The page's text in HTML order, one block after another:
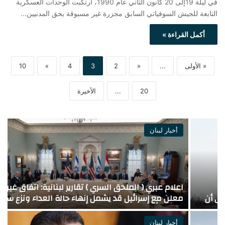
في ليلة 19إلى 20 كانون الثاني عام 1990، ارتكبت الوحدات العسكرية
التابعة للجيش السوفياتي السابق مجزرة غير مسبوقة بحق المدنيين…
أكمل القراءة »
« الأولى ...
«
2
3
4
»
10
20
... الأخيرة
اعلام عبري ( الملحق السري ) تقارير لبنانية: اتفاق غير
معلن مع إسرائيل قد يشمل إنهاء حالة العداء ونزع سلاح
حز\\ب الله